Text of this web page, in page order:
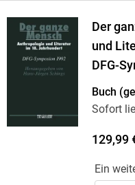
Der
und
DFG-
Buch
Sofort
129,99
Ein